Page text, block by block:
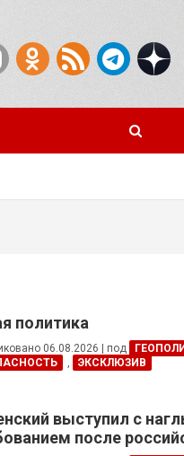
политика
06.08.2026 под
, ЭКСКЛЮЗИВ
выступил с
после